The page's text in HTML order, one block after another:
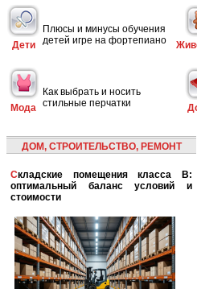
Дети
Плюсы и минусы обучения
детей игре на фортепиано
Мода
Как выбрать и носить
стильные перчатки
ДОМ, СТРОИТЕЛЬСТВО, РЕМОНТ
Складские помещения класса B:
оптимальный баланс условий и
стоимости